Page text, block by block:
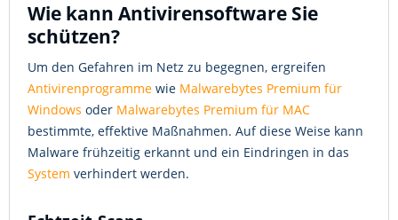
Wie kann Antivirensoftware Sie
schützen?
Um den Gefahren im Netz zu begegnen, ergreifen
Antivirenprogramme wie Malwarebytes Premium für
Windows oder Malwarebytes Premium für MAC
bestimmte, effektive Maßnahmen. Auf diese Weise kann
Malware frühzeitig erkannt und ein Eindringen in das
System verhindert werden.